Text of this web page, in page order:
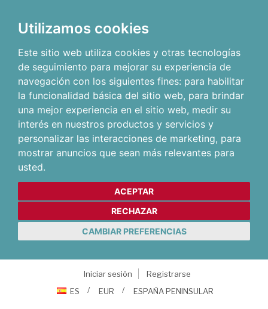
Utilizamos cookies
Este sitio web utiliza cookies y otras tecnologías
de seguimiento para mejorar su experiencia de
navegación con los siguientes fines: para habilitar
la funcionalidad básica del sitio web, para brindar
una mejor experiencia en el sitio web, medir su
interés en nuestros productos y servicios y
personalizar las interacciones de marketing, para
mostrar anuncios que sean más relevantes para
usted.
ACEPTAR
RECHAZAR
CAMBIAR PREFERENCIAS
Iniciar sesión
Registrarse
ES
EUR ESPAÑA PENINSULAR